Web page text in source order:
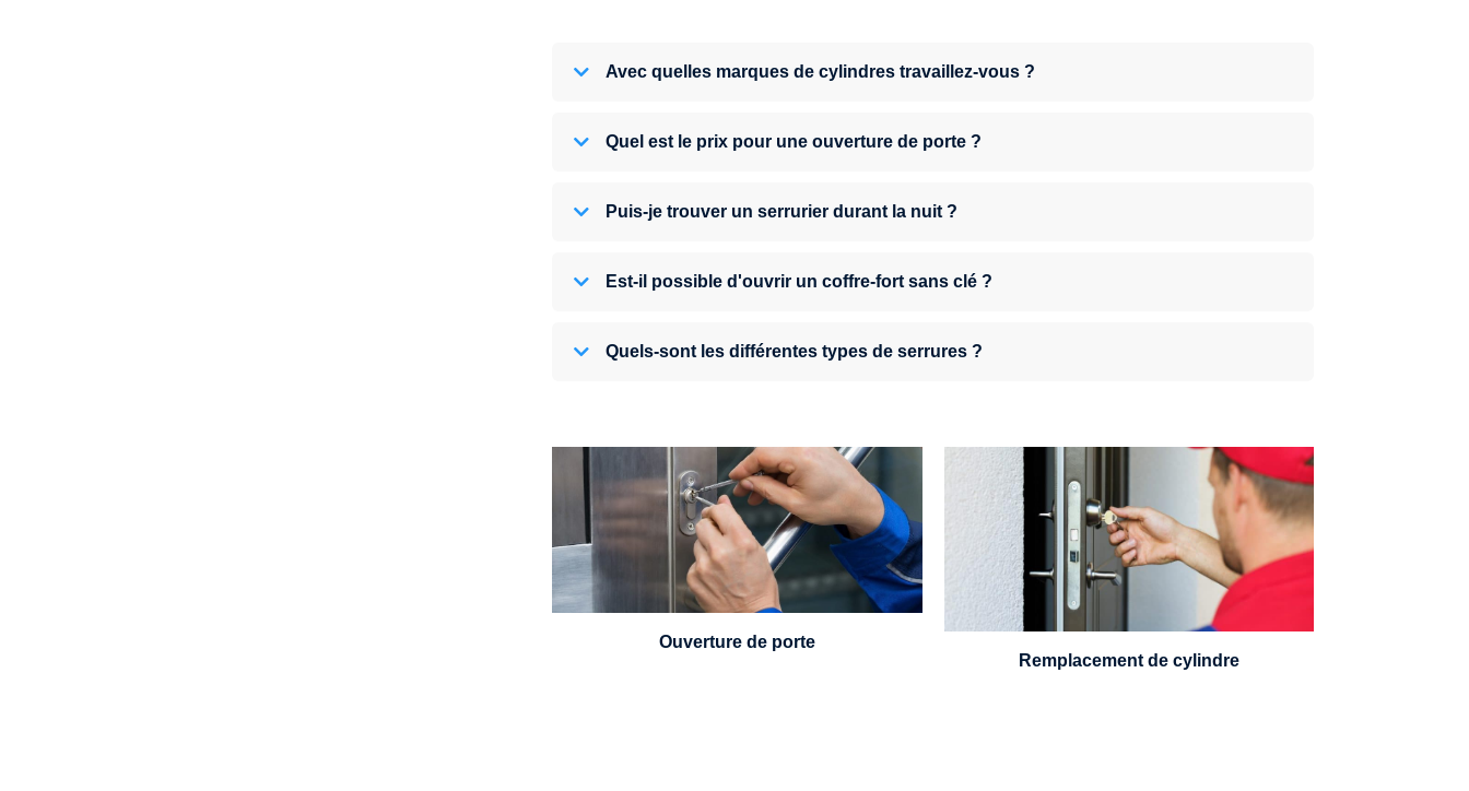
Avec quelles marques de cylindres travaillez-vous ?
Quel est le prix pour une ouverture de porte ?
Puis-je trouver un serrurier durant la nuit ?
Est-il possible d'ouvrir un coffre-fort sans clé ?
Quels-sont les différentes types de serrures ?
Vous avez perdu vos clés ou la porte s'est
refermée derrière vous ? Un serrurier est
disponible 24h/7.
Ouverture de porte
Un serrurier sera en mesure de choisir et
remplacer un cylindre standard, à 5
leviers ou à 3 leviers, Mul-T-Lock ou
encore multipoints.
Remplacement de cylindre